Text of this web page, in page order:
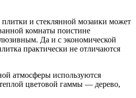
и стеклянной мозаики может
комнаты поистине
Да и с экономической
практически не отличаются
атмосферы используются
цветовой гаммы — дерево,